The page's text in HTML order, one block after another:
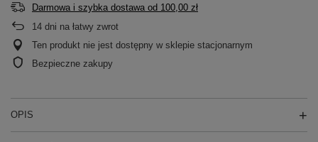
Darmowa i szybka dostawa od 100,00 zł
14 dni na łatwy zwrot
Ten produkt nie jest dostępny w sklepie stacjonarnym
Bezpieczne zakupy
OPIS